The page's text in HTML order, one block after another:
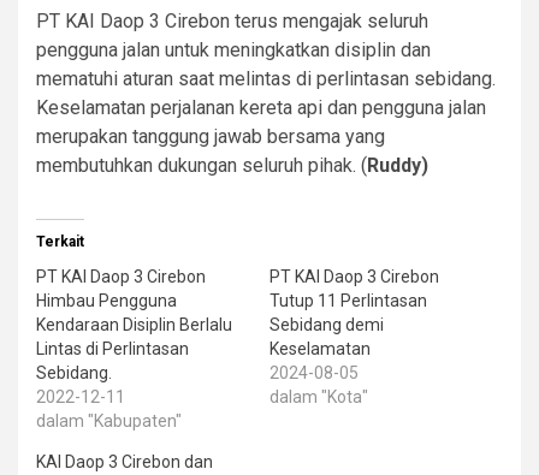
PT KAI Daop 3 Cirebon terus mengajak seluruh
pengguna jalan untuk meningkatkan disiplin dan
mematuhi aturan saat melintas di perlintasan sebidang.
Keselamatan perjalanan kereta api dan pengguna jalan
merupakan tanggung jawab bersama yang
membutuhkan dukungan seluruh pihak. ( Ruddy)
Terkait
PT KAI Daop 3 Cirebon
Himbau Pengguna
Kendaraan Disiplin Berlalu
Lintas di Perlintasan
Sebidang.
2022-12-11
dalam "Kabupaten"
PT KAI Daop 3 Cirebon
Tutup 11 Perlintasan
Sebidang demi
Keselamatan
2024-08-05
dalam "Kota"
KAI Daop 3 Cirebon dan